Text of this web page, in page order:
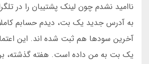
ناامید نشدم چون لینک پشتیبان را در
به آدرس جدید یک بت، دیدم حسابم
آخرین سودها هم ثبت شده اند. این